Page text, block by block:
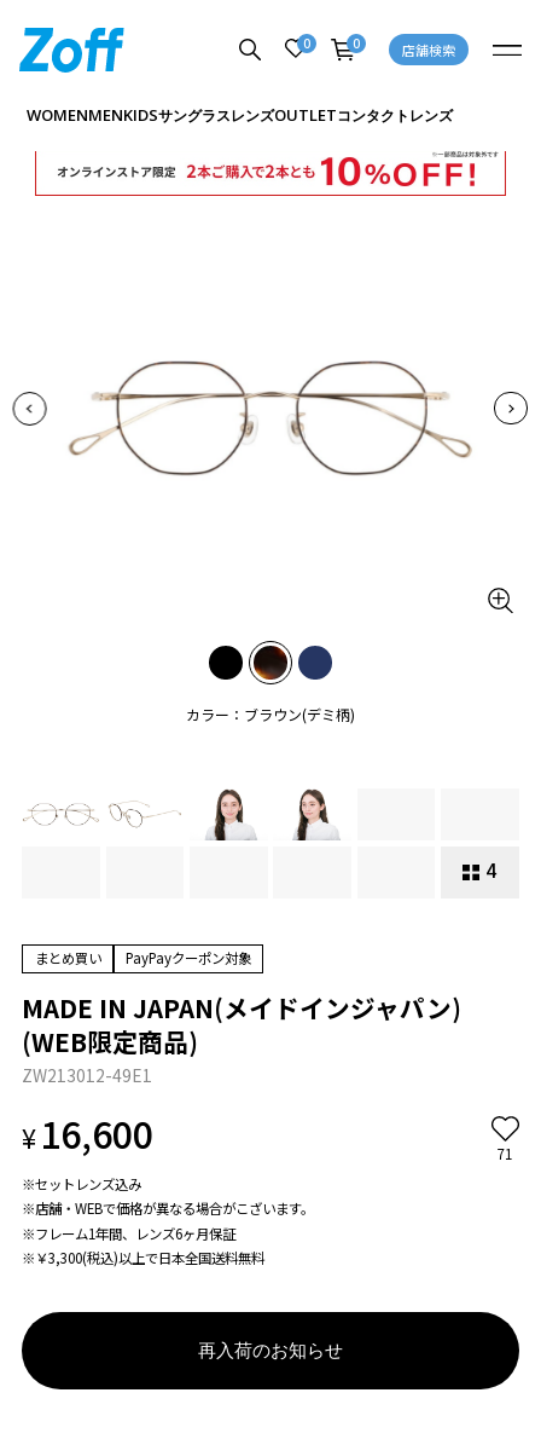
0 0 店舗検索
WOMENMENKIDSサングラスレンズOUTLETコンタクトレンズ
カラー：ブラウン(デミ柄)
4
商品詳細ページへ
まとめ買い PayPayクーポン対象
MADE IN JAPAN(メイドインジャパン)
(WEB限定商品)
ZW213012-49E1
¥16,600 71
※セットレンズ込み
※店舗・WEBで価格が異なる場合がこざいます。
※フレーム1年間、レンズ6ヶ月保証
※￥3,300(税込)以上で日本全国送料無料
再入荷のお知らせ